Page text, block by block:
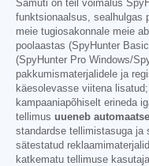
Samuti on teil võimalus
funktsionaalsus, sealhulgas
meie tugiosakonnale meie
poolaastas (SpyHunter
(SpyHunter Pro Windows/
pakkumismaterjalidele ja
käesolevasse viitena
kampaaniapõhiselt erineda
tellimus uueneb
standardse tellimistasuga ja
sätestatud
katkematu tellimuse